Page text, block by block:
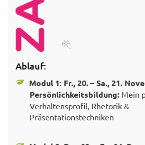
Ablauf:
Modul 1: Fr., 20. – Sa., 21.
Persönlichkeitsbildung: Mein
Verhaltensprofil, Rhetorik &
Präsentationstechniken